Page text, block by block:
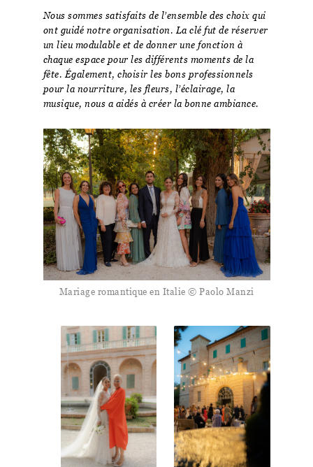
Nous sommes satisfaits de l’ensemble des choix qui
ont guidé notre organisation. La clé fut de réserver
un lieu modulable et de donner une fonction à
chaque espace pour les différents moments de la
fête. Également, choisir les bons professionnels
pour la nourriture, les fleurs, l’éclairage, la
musique, nous a aidés à créer la bonne ambiance.
Mariage romantique en Italie © Paolo Manzi